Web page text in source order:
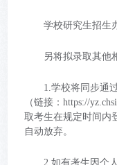
学校研究生招生
另将拟录取其他
1.学校将同步通
（链接：https://
取考生在规定时间内
自动放弃。
2.如有考生因个